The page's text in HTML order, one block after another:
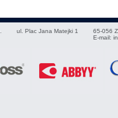
ul. Plac Jana Matejki 1 65-056
E-mail: